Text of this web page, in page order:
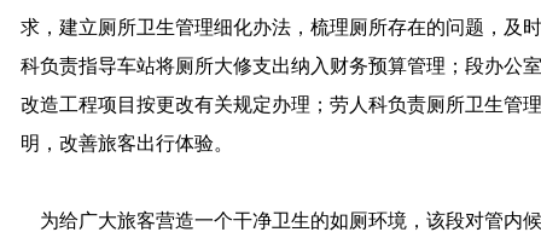
求，建立厕所卫生管理细化办法，梳理厕所存在的问题，及
科负责指导车站将厕所大修支出纳入财务预算管理；段办公
改造工程项目按更改有关规定办理；劳人科负责厕所卫生管
明，改善旅客出行体验。
为给广大旅客营造一个干净卫生的如厕环境，该段对管内